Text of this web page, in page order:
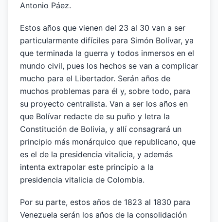
Antonio Páez.
Estos años que vienen del 23 al 30 van a ser
particularmente difíciles para Simón Bolívar, ya
que terminada la guerra y todos inmersos en el
mundo civil, pues los hechos se van a complicar
mucho para el Libertador. Serán años de
muchos problemas para él y, sobre todo, para
su proyecto centralista. Van a ser los años en
que Bolívar redacte de su puño y letra la
Constitución de Bolivia, y allí consagrará un
principio más monárquico que republicano, que
es el de la presidencia vitalicia, y además
intenta extrapolar este principio a la
presidencia vitalicia de Colombia.
Por su parte, estos años de 1823 al 1830 para
Venezuela serán los años de la consolidación